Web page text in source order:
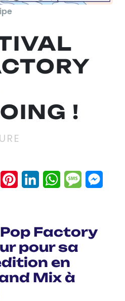
!
X Pinterest
LinkedInWhatsApp
Factory
pour sa
en
Mix à